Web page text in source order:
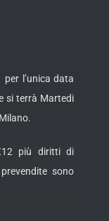
l’unica data
si terrà Martedi
più diritti di
sono